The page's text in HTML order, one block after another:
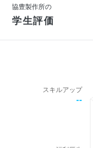
協豊製作所の
学生評価
スキルアップ
--